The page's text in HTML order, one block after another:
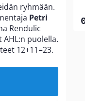
ryhmään.
Petri
Rendulic
puolella.
12+11=23.